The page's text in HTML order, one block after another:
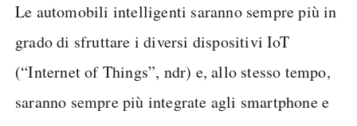
Le automobili intelligenti saranno sempre più in
grado di sfruttare i diversi dispositivi IoT
(“Internet of Things”, ndr) e, allo stesso tempo,
saranno sempre più integrate agli smartphone e